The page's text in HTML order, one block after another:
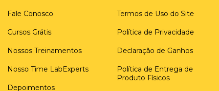
Fale Conosco
Cursos Grátis
Nossos Treinamentos
Nosso Time LabExperts
Depoimentos
Termos de Uso do Site
Política de Privacidade
Declaração de Ganhos
Política de Entrega de
Produto Físicos